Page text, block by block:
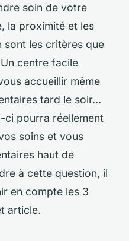
soin de votre
la proximité et les
sont les critères que
centre facile
accueillir même
tard le soir…
ci pourra réellement
soins et vous
haut de
à cette question, il
en compte les 3
article.